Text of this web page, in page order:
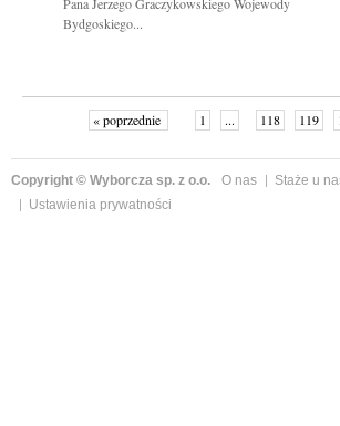
Bydgoskiego...
« poprzednie 1 ... 118 119
Copyright © Wyborcza sp. z o.o. O nas Staże u
Ustawienia prywatności